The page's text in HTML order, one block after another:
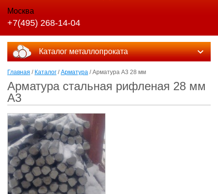
Москва
+7(495) 268-14-04
Каталог металлопроката
Главная / Каталог /Арматура / Арматура А3 28 мм
Арматура стальная рифленая 28 мм
А3